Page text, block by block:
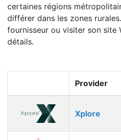
certaines régions
différer dans les zones
fournisseur ou visiter son site
détails.
Provider
Xplore